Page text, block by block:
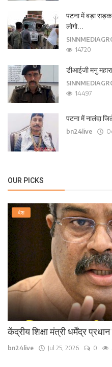
पटना में बड़ा सड़क
लोगो...
14720
डीआईजी मनु
14497
पटना में नालंदा
bn24live
OUR PICKS
देश
केंद्रीय शिक्षा मंत्री धर्मेंद्र
bn24live Jul 25, 2026 0